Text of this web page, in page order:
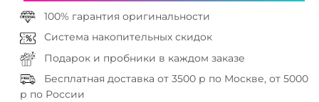
100% гарантия оригинальности
Система накопительных скидок
Подарок и пробники в каждом заказе
Бесплатная доставка от 3500 р по Москве, от 5000
р по России